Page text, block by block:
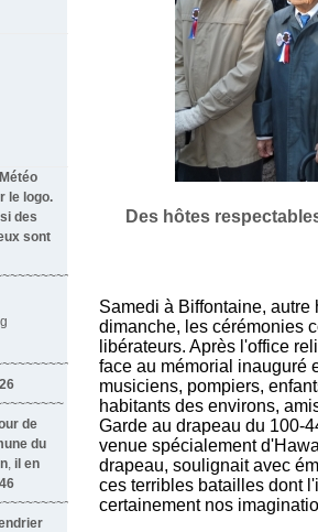
le logo.
des
sont
de
du
il en
Des hôtes
Samedi à Biffontaine,
dimanche, les cérémonies
libérateurs. Après l'office
face au mémorial inauguré
musiciens, pompiers,
habitants des environs,
Garde au drapeau du 100-
venue spécialement
drapeau, soulignait avec
ces terribles batailles dont
certainement nos